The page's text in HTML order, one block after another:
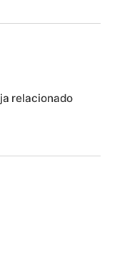
relacionado